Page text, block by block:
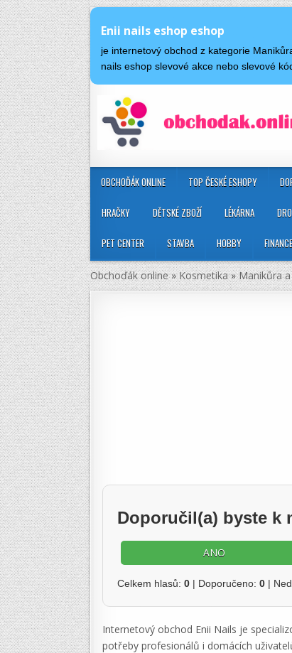
Enii nails eshop eshop
je internetový obchod z kategorie
nails eshop slevové akce nebo slevové
OBCHOĎÁK ONLINE TOP ČESKÉ ESHOPY
HRAČKY DĚTSKÉ ZBOŽÍ LÉKÁRNA
PET CENTER STAVBA HOBBY FINANCE
Obchoďák online»Kosmetika»Manikůra
Doporučil(a) byste k
ANO
Celkem hlasů: 0 | Doporučeno: 0 |
Internetový obchod Enii Nails je
potřeby profesionálů i domácích